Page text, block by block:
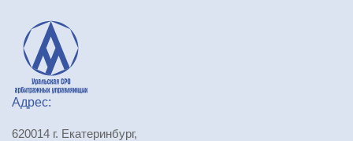
Адрес:
620014 г. Екатеринбург,